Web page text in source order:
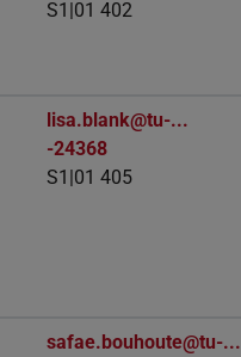
S1|01 402
lisa.blank@tu-...
-24368
S1|01 405
safae.bouhoute@tu-...